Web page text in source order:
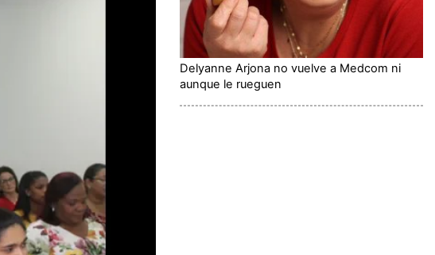
Delyanne Arjona no vuelve a Medcom ni
aunque le rueguen